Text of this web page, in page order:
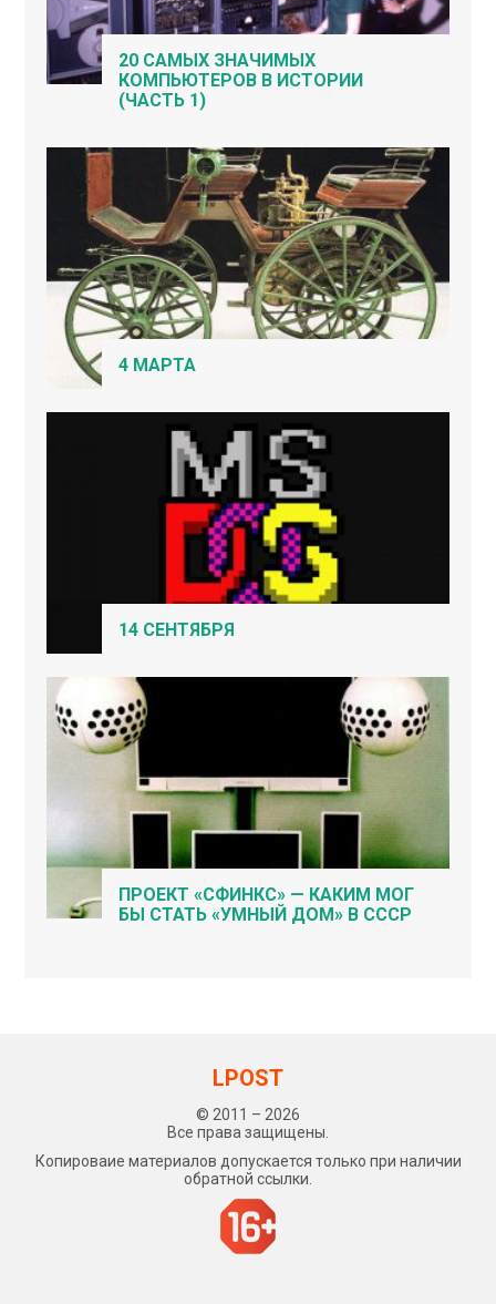
20 САМЫХ ЗНАЧИМЫХ
КОМПЬЮТЕРОВ В ИСТОРИИ
(ЧАСТЬ 1)
4 МАРТА
14 СЕНТЯБРЯ
ПРОЕКТ «СФИНКС» — КАКИМ МОГ
БЫ СТАТЬ «УМНЫЙ ДОМ» В СССР
LPOST
© 2011 – 2026
Все права защищены.
Копироваие материалов допускается только при наличии
обратной ссылки.